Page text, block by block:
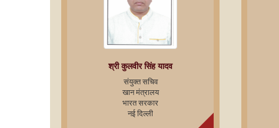
श्री कुलवीर सिंह यादव
संयुक्त सचिव
खान मंत्रालय
भारत सरकार
नई दिल्‍ली